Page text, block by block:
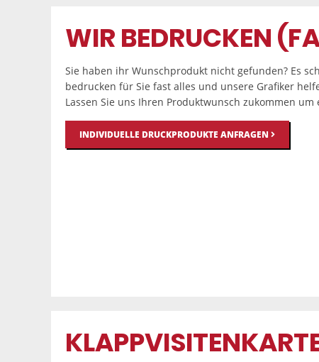
WIR BEDRUCKEN
Sie haben ihr Wunschprodukt nicht gefunden? Es
bedrucken für Sie fast alles und unsere Grafiker
Lassen Sie uns Ihren Produktwunsch zukommen
INDIVIDUELLE DRUCKPRODUKTE ANFRAGEN